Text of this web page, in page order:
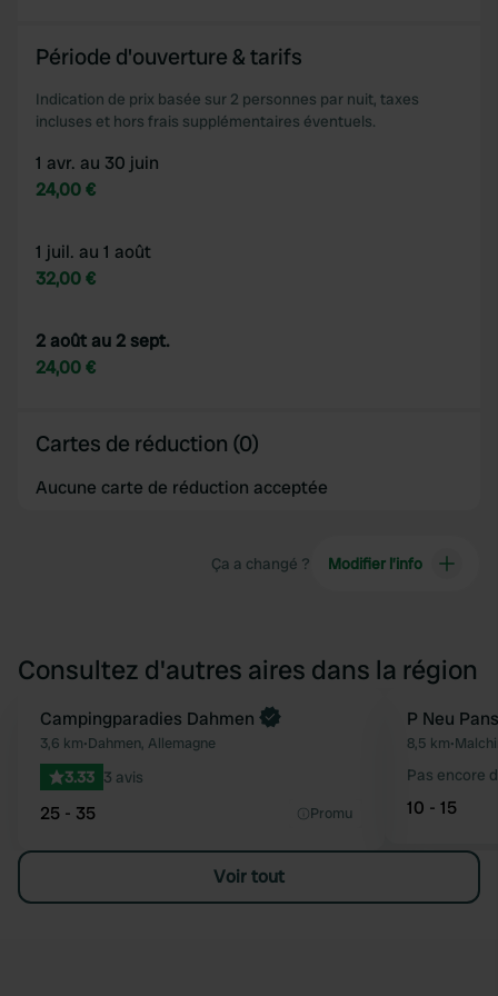
Période d'ouverture & tarifs
Indication de prix basée sur 2 personnes par nuit, taxes
incluses et hors frais supplémentaires éventuels.
1 avr. au 30 juin
24,00 €
1 juil. au 1 août
32,00 €
2 août au 2 sept.
24,00 €
Cartes de réduction (0)
Aucune carte de réduction acceptée
Ça a changé ? Modifier l’info
Consultez d'autres aires dans la région
Préféré
Campingparadies Dahmen
3,6 km•Dahmen, Allemagne
3.33 3 avis
25 - 35 Promu
P Neu
8,5 km•
Pas encore
10 - 15
Voir tout